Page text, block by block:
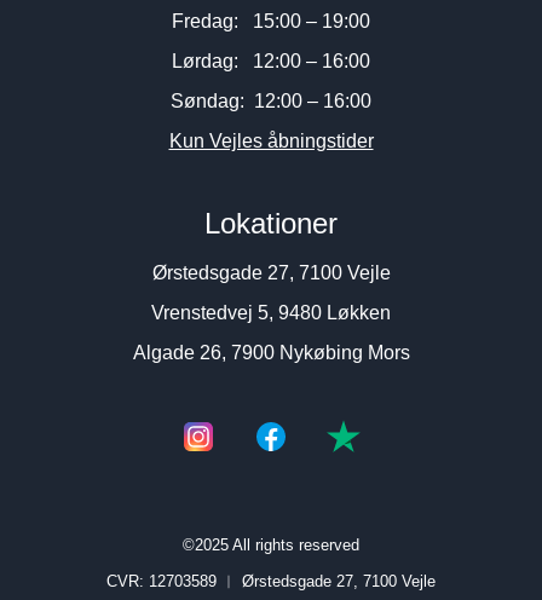
Fredag: 15:00 – 19:00
Lørdag: 12:00 – 16:00
Søndag: 12:00 – 16:00
Kun Vejles åbningstider
Lokationer
Ørstedsgade 27, 7100 Vejle
Vrenstedvej 5, 9480 Løkken
Algade 26, 7900 Nykøbing Mors
©2025 All rights reserved
CVR: 12703589 ︱ Ørstedsgade 27, 7100 Vejle